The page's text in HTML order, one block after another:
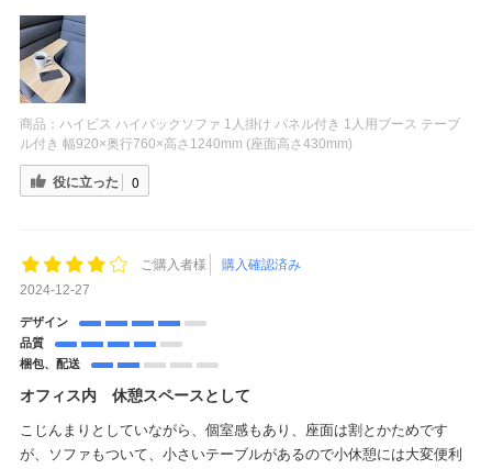
商品： ハイビス ハイバックソファ 1人掛け パネル付き 1人用ブース テーブ
ル付き 幅920×奥行760×高さ1240mm (座面高さ430mm)
役に立った 0
ご購入者様
購入確認済み
2024-12-27
デザイン
品質
梱包、配送
オフィス内 休憩スペースとして
こじんまりとしていながら、個室感もあり、座面は割とかためです
が、ソファもついて、小さいテーブルがあるので小休憩には大変便利